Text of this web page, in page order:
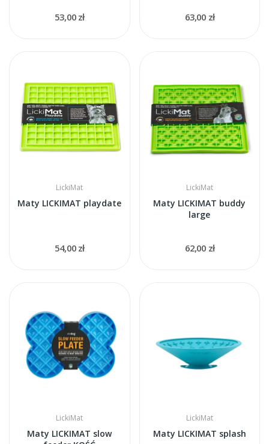
53,00 zł 63,00 zł
LickiMat
Maty LICKIMAT playdate
54,00 zł
LickiMat
Maty LICKIMAT buddy
large
62,00 zł
LickiMat
Maty LICKIMAT slow
LickiMat
Maty LICKIMAT splash